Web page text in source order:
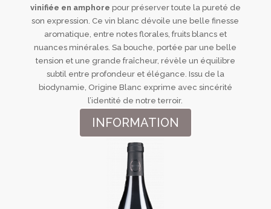
vinifiée en amphore pour préserver toute la pureté de
son expression. Ce vin blanc dévoile une belle finesse
aromatique, entre notes florales, fruits blancs et
nuances minérales. Sa bouche, portée par une belle
tension et une grande fraîcheur, révèle un équilibre
subtil entre profondeur et élégance. Issu de la
biodynamie, Origine Blanc exprime avec sincérité
l’identité de notre terroir.
INFORMATION